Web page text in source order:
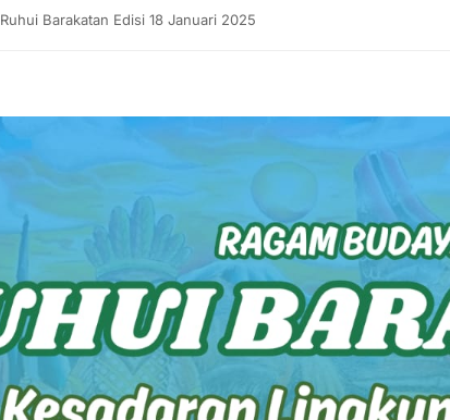
Ruhui Barakatan Edisi 18 Januari 2025